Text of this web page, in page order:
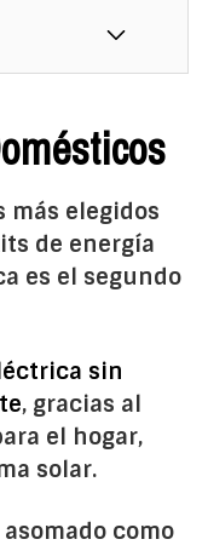
más elegidos
de energía
es el segundo
sin
, gracias al
el hogar,
solar.
como